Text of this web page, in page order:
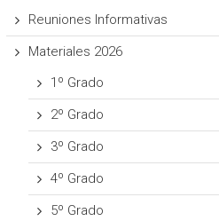
Reuniones Informativas
Materiales 2026
1º Grado
2º Grado
3º Grado
4º Grado
5º Grado